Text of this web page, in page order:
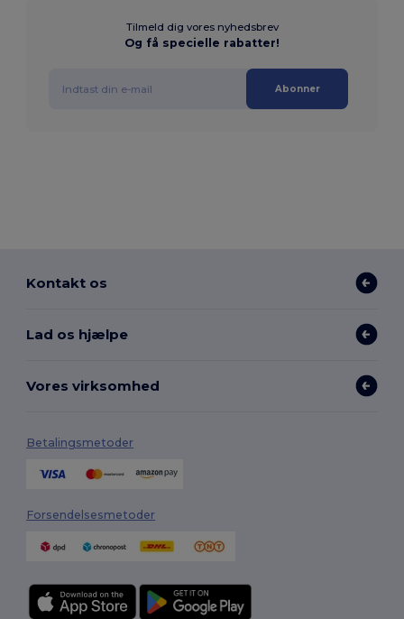
Tilmeld dig vores nyhedsbrev
Og få specielle rabatter!
Abonner
Kontakt os
Lad os hjælpe
Vores virksomhed
Betalingsmetoder
Forsendelsesmetoder